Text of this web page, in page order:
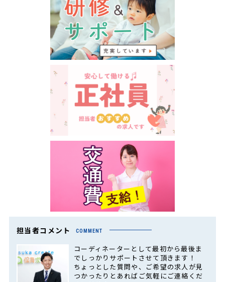
担当者コメント COMMENT
コーディネーターとして最初から最後ま
でしっかりサポートさせて頂きます！
ちょっとした質問や、ご希望の求人が見
つかったりとあればご気軽にご連絡くだ